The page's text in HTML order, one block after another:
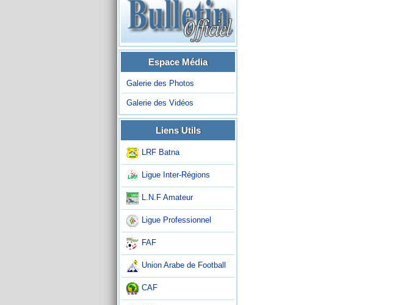
Espace Média
Galerie des Photos
Galerie des Vidéos
Liens Utils
LRF Batna
Ligue Inter-Régions
L.N.F Amateur
Ligue Professionnel
FAF
Union Arabe de Football
CAF